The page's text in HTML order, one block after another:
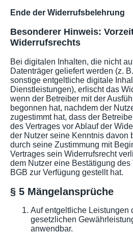
Ende der Widerrufsbelehrung
Besonderer Hinweis:
Widerrufsrechts
Bei digitalen Inhalten, die nicht
Datenträger geliefert werden (z.
sonstige entgeltliche digitale
Dienstleistungen), erlischt das
wenn der Betreiber mit der
begonnen hat, nachdem der
zugestimmt hat, dass der
des Vertrages vor Ablauf der
der Nutzer seine Kenntnis davon
durch seine Zustimmung mit
Vertrages sein Widerrufsrecht
dem Nutzer eine Bestätigung des
BGB zur Verfügung gestellt hat.
§ 5 Mängelansprüche
Auf entgeltliche Leistungen
gesetzlichen
anwendbar.